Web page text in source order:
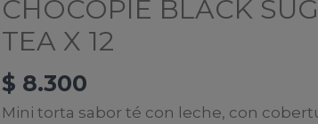
CHOCOPIE BLACK
TEA X 12
$ 8.300
Mini torta sabor té con leche, con